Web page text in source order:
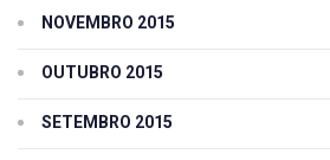
NOVEMBRO 2015
OUTUBRO 2015
SETEMBRO 2015